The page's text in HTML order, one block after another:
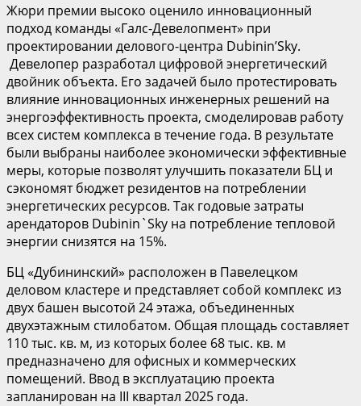
Жюри премии высоко оценило инновационный
подход команды «Галс-Девелопмент» при
проектировании делового-центра Dubinin’Sky.
Девелопер разработал цифровой энергетический
двойник объекта. Его задачей было протестировать
влияние инновационных инженерных решений на
энергоэффективность проекта, смоделировав работу
всех систем комплекса в течение года. В результате
были выбраны наиболее экономически эффективные
меры, которые позволят улучшить показатели БЦ и
сэкономят бюджет резидентов на потреблении
энергетических ресурсов. Так годовые затраты
арендаторов Dubinin`Sky на потребление тепловой
энергии снизятся на 15%.
БЦ «Дубининский» расположен в Павелецком
деловом кластере и представляет собой комплекс из
двух башен высотой 24 этажа, объединенных
двухэтажным стилобатом. Общая площадь составляет
110 тыс. кв. м, из которых более 68 тыс. кв. м
предназначено для офисных и коммерческих
помещений. Ввод в эксплуатацию проекта
запланирован на III квартал 2025 года.